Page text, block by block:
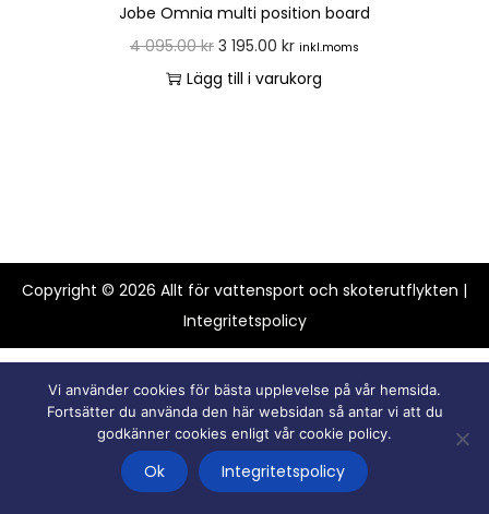
Jobe Omnia multi position board
4 095.00kr 3 195.00 kr inkl.moms
Lägg till i varukorg
Copyright © 2026 Allt för vattensport och skoterutflykten |
Integritetspolicy
Vi använder cookies för bästa upplevelse på vår hemsida.
Fortsätter du använda den här websidan så antar vi att du
godkänner cookies enligt vår cookie policy.
Ok Integritetspolicy